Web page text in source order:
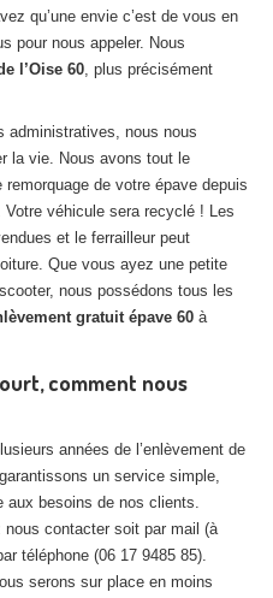
qu’une envie c’est de vous en
pour nous appeler. Nous
l’Oise 60, plus précisément
administratives, nous nous
la vie. Nous avons tout le
de votre épave depuis
Votre véhicule sera recyclé ! Les
et le ferrailleur peut
Que vous ayez une petite
nous possédons tous les
gratuit épave 60 à
comment nous
années de l’enlèvement de
un service simple,
aux besoins de nos clients.
contacter soit par mail (à
téléphone (06 17 9485 85).
serons sur place en moins